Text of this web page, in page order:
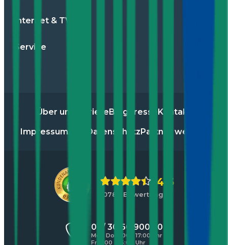
Internet & TV
Service
Über uns KarriereBlog Presse Kontakt
Impressum DatenschutzPartner werden
4,5
10784 Bewertungen
01 / 30 60 900 20
Mo - Do 8:00 - 17:00 Uhr
Fr 8:00 - 16:00 Uhr